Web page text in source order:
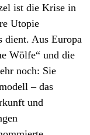
ist die Krise in
Utopie
dient. Aus Europa
Wölfe“ und die
noch: Sie
– das
und